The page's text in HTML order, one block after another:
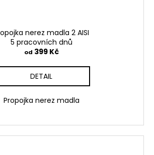
nerez madla 2 AISI
5 pracovních dnů
od 399 Kč
DETAIL
Propojka nerez madla